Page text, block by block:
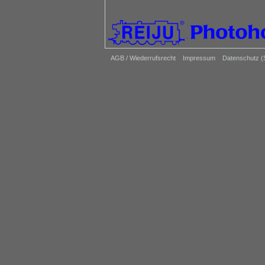
AGB / Wiederrufsrecht Impressum Datenschutz